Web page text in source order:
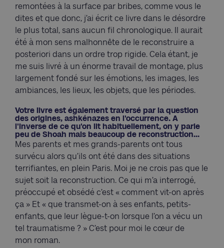
remontées à la surface par bribes, comme vous le
dites et que donc, j’ai écrit ce livre dans le désordre
le plus total, sans aucun fil chronologique. Il aurait
été à mon sens malhonnête de le reconstruire a
posteriori dans un ordre trop rigide. Cela étant, je
me suis livré à un énorme travail de montage, plus
largement fondé sur les émotions, les images, les
ambiances, les lieux, les objets, que les périodes.
Votre livre est également traversé par la question
des origines, ashkénazes en l'occurrence. A
l'inverse de ce qu'on lit habituellement, on y parle
peu de Shoah mais beaucoup de reconstruction...
Mes parents et mes grands-parents ont tous
survécu alors qu’ils ont été dans des situations
terrifiantes, en plein Paris. Moi je ne crois pas que le
sujet soit la reconstruction. Ce qui m’a interrogé,
préoccupé et obsédé c’est « comment vit-on après
ça » Et « que transmet-on à ses enfants, petits-
enfants, que leur lègue-t-on lorsque l’on a vécu un
tel traumatisme ? » C’est pour moi le cœur de
mon roman.